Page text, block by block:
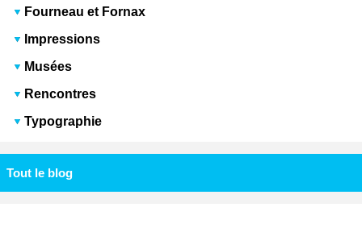
Fourneau et Fornax
Impressions
Musées
Rencontres
Typographie
Tout le blog